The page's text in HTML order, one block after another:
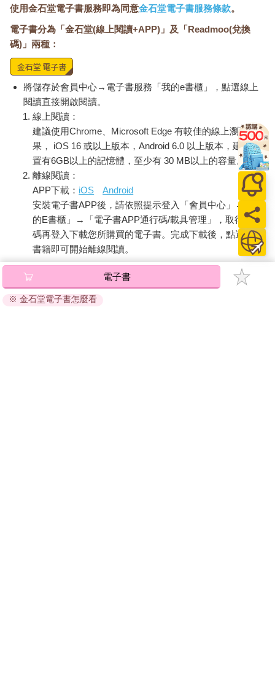
使用金石堂電子書服務即為同意金石堂電子書服務條款。
電子書分為「金石堂(線上閱讀+APP)」及「Readmoo(兌換
碼)」兩種：
將儲存於會員中心→電子書服務「我的e書櫃」，點選線上
閱讀直接開啟閱讀。
線上閱讀：
建議使用Chrome、Microsoft Edge 有較佳的線上瀏覽效
果， iOS 16 或以上版本，Android 6.0 以上版本，建議裝
置有6GB以上的記憶體，至少有 30 MB以上的容量。
離線閱讀：
APP下載： iOS
Android
安裝電子書APP後，請依照提示登入「會員中心」→「我
的E書櫃」→「電子書APP通行碼/載具管理」，取得通行
碼再登入下載您所購買的電子書。完成下載後，點選任一
書籍即可開始離線閱讀。
請至會員中心→電子書服務「我的e書櫃」領取複製『兌換
碼』至電子書服務商Readmoo進行兌換。
電子書
※ 金石堂電子書怎麼看